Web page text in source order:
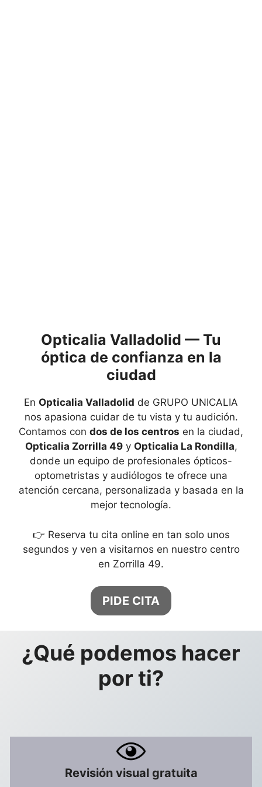
Opticalia Valladolid — Tu
óptica de confianza en la
ciudad
En Opticalia Valladolid de GRUPO UNICALIA
nos apasiona cuidar de tu vista y tu audición.
Contamos con dos de los centros en la ciudad,
Opticalia Zorrilla 49y Opticalia La Rondilla,
donde un equipo de profesionales ópticos-
optometristas y audiólogos te ofrece una
atención cercana, personalizada y basada en la
mejor tecnología.
👉 Reserva tu cita online en tan solo unos
segundos y ven a visitarnos en nuestro centro
en Zorrilla 49.
PIDE CITA
¿Qué podemos hacer
por ti?
Revisión visual gratuita